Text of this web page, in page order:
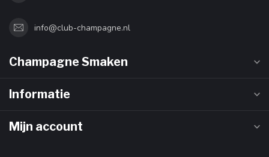
info@club-champagne.nl
Champagne Smaken
Informatie
Mijn account